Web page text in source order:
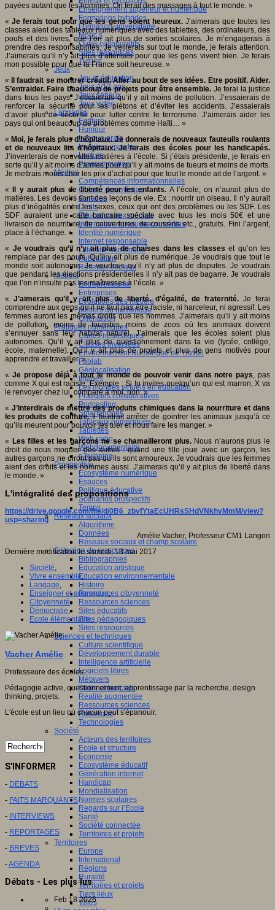
Enseignement supérieur et numérique
Formations hybrides
Formation universitaire
Mooc’s
Outils collaboratifs
Sites ressources
Tutorat
Jeux
Jeu et éducation
Jeux 4/12 ans
Jeux sérieux
Jeux vidéo
Langages
Ecriture
Humour
Langue orale
Langues vivantes
Lecture
Programmation
Médias
Compétences informationnelles
Culture des médias
Curation
Droits
Education aux médias
Information et nouveaux médias
Identité numérique
Internet responsable
Littératie numérique
Publication
Réseaux sociaux
Métiers
Entrepreneuriat
Entreprises
Evolutions des métiers
Métiers du numérique
Orientation
Pratiques numériques
Cartes heuristiques
Classes inversées
Environnement Numérique de Travail
Fablab
Géolocalisation
Images
Les mondes virtuels en éducation
Pratiques collaboratives
Podcasting
Smartphones
Tableaux numériques
Tablettes
Web radio
Webdocumentaire
eTwinning
Prospective
Ecosystème numérique
Espaces
Politique éducative
Scénarios prospectifs
Temps
Réseaux sociaux
Algorithme
Données
Réseaux sociaux et champ scolaire
Sélection de ressources
Bibliographies
Education artistique
Education environnementale
Histoire
Ressources citoyenneté
Ressources sciences
Sites éducatifs
Sites pédagogiques
Sites ressources
Sciences et techniques
Culture scientifique
Développement durable
Intelligence artificielle
Logiciels libres
Métavers
Outils et logiciels
Réalité augmentée
Ressources sciences
Robotique
Technologies
Société
Acteurs des territoires
Ecole et structure
Economie
Ecosystème éducatif
Génération internet
Handicap
Mondialisation
Normes scolaires
Regards sur l’Ecole
Santé
Société connectée
Territoires et projets
Territoires
Europe
International
Régions
Ruralité
Territoires et projets
Tiers lieux
Villes
payées autant que les hommes. On ferait des massages à tout le monde. »
« Je ferais tout pour que les gens soient heureux.J’aimerais que toutes les
classes aient des tableaux numériques avec des tablettes, des ordinateurs, des
poufs et des livres, que l’on ait plus de sorties scolaires. Je m’engagerais à
prendre des responsabilités. Je veillerais sur tout le monde, je ferais attention.
J’aimerais qu’il n’y ait plus d’attentats pour que les gens vivent bien. Je ferais
mon possible pour que la France soit heureuse. »
« Il faudrait se montrer créatif. Aller au bout de ses idées. Etre positif. Aider.
S’entraider. Faire beaucoup de projets pour être ensemble. Je ferai la justice
dans tous les pays. J’essaierais qu’il y ait moins de pollution. J’essaierais de
renforcer la sécurité pour les piétons et d’éviter les accidents. J’essaierais
d’avoir plus de sécurité pour lutter contre le terrorisme. J’aimerais aider les
pays qui ont beaucoup de problèmes comme Haïti… »
« Moi, je ferais plus d’hôpitaux. Je donnerais de nouveaux fauteuils roulants
et de nouveaux lits d’hôpitaux. Je ferais des écoles pour les handicapés.
J’inventerais de nouvelles matières à l’école. Si j’étais présidente, je ferais en
sorte qu’il y ait moins d’armes pour qu’il y ait moins de tueurs et moins de morts.
Je mettrais moins cher les prix d’achat pour que tout le monde ait de l’argent. »
«
Il y aurait plus de liberté pour les enfants. A l’école, on n’aurait plus de
matières. Les devoirs sont des leçons de vie. Ex : nourrir un oiseau. Il n’y aurait
plus d’inégalités entre les sexes, ceux qui ont des problèmes ou les SDF. Les
SDF auraient une carte bancaire spéciale avec tous les mois 50€ et une
livraison de nourriture, de couvertures, de coussins etc., gratuits. Fini l’argent,
place à l’échange. »
« Je voudrais qu’il n’y ait plus de chaises dans les classes et qu’on les
remplace par des poufs. Qu’il y ait plus de numérique. Je voudrais que tout le
monde soit autonome. Je voudrais qu’il n’y ait plus de disputes. Je voudrais
que pendant les élections présidentielles il n’y ait pas de bagarre. Je voudrais
que l’on n’insulte pas les maîtresses à l’école. »
« J’aimerais qu’il y ait plus de liberté, d’égalité, de fraternité.Je ferai
comprendre aux gens qu’il ne faut pas être raciste, ni harceleur, ni agressif. Les
femmes auront les mêmes droits que les hommes. J’aimerais qu’il y ait moins
de pollution, moins de touristes, moins de zoos où les animaux doivent
s’ennuyer sans leur habitat naturel. J’aimerais que les écoles soient plus
autonomes. Qu’il y ait plus de questionnement dans la vie (lycée, collège,
école, maternelle). Qu’il y ait plus de projets et plus de gens motivés pour
apprendre et travailler. »
« Je propose déjà à tout le monde de pouvoir venir dans notre pays, pas
comme X qui est raciste. Exemple : Si tu invites quelqu’un qui est marron, X va
le renvoyer chez lui, comparé à moi, non. »
« J’interdirais de mettre des produits chimiques dans la nourriture et dans
les produits de coiffure.Il faudrait arrêter de goinfrer les animaux jusqu’à ce
qu’ils meurent pour pouvoir les tuer et nous faire les manger. »
« Les filles et les garçons ne se chamailleront plus.Nous n’aurons plus le
droit de nous moquer des autres : quand une fille joue avec un garçon, les
autres garçons ne diront pas qu’ils sont amoureux. Je voudrais que les femmes
aient des droits et les hommes aussi. J’aimerais qu’il y ait plus de liberté dans
le monde. »
L'intégralité des propositions
https://drive.google.com/file/d/0B6_zbvfYtaEcUHRsSHdVNkhvMmM/view?
usp=sharing
Amélie Vacher, Professeur CM1 Langon
Dernière modification le samedi, 13 mai 2017
Société,
Vivre ensemble,
Langage,
Enseigner et apprendre,
Citoyenneté,
Démocratie,
Ecole élémentaire,
Vacher Amélie
Professeure des écoles.
Pédagogie active, questionnement, apprentissage par la recherche, design
thinking, projets.
L'école est un lieu où chacun peut s'épanouir.
S'INFORMER
- DEBATS
- FAITS MARQUANTS
- INTERVIEWS
- REPORTAGES
- BREVES
-AGENDA
Débats - Les plus lus
Feb 18 2026